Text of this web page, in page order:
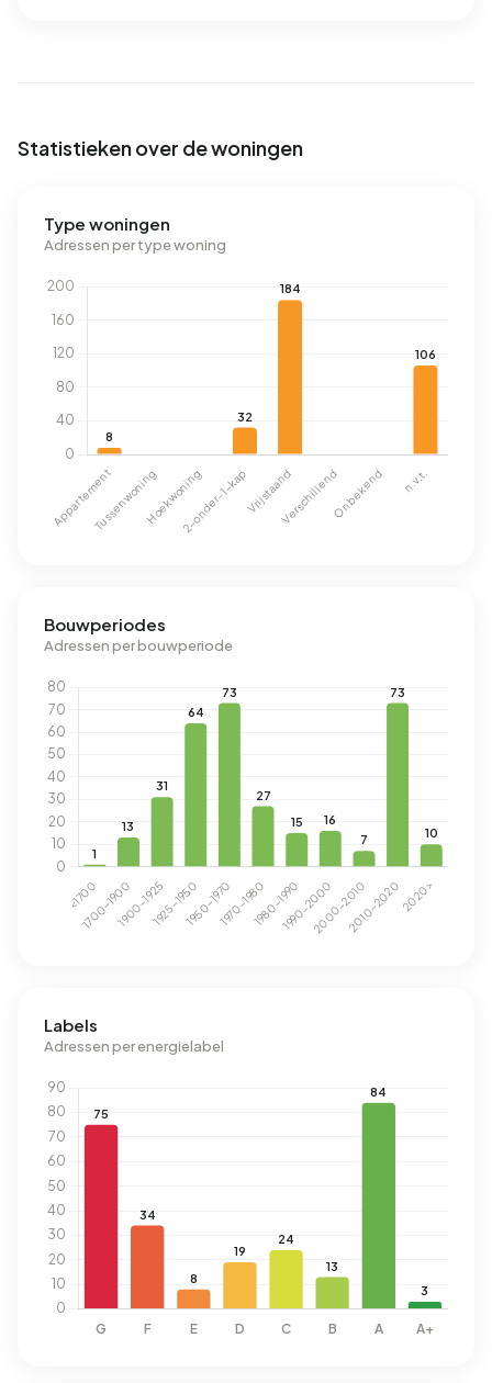
Statistieken over de woningen
Type woningen
Adressen per type woning
Bouwperiodes
Adressen per bouwperiode
Labels
Adressen per energielabel